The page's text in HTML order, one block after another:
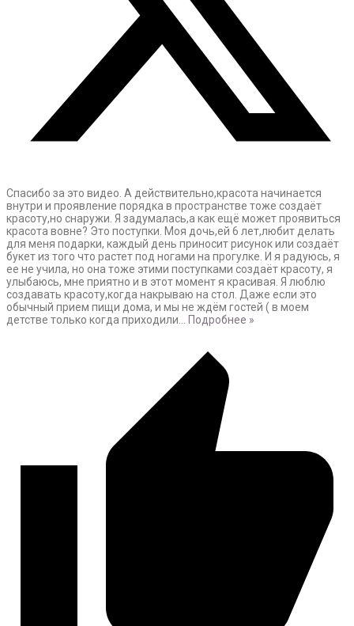
Спасибо за это видео. А действительно,красота начинается
внутри и проявление порядка в пространстве тоже создаёт
красоту,но снаружи. Я задумалась,а как ещё может проявиться
красота вовне? Это поступки. Моя дочь,ей 6 лет,любит делать
для меня подарки, каждый день приносит рисунок или создаёт
букет из того что растет под ногами на прогулке. И я радуюсь, я
ее не учила, но она тоже этими поступками создаёт красоту, я
улыбаюсь, мне приятно и в этот момент я красивая. Я люблю
создавать красоту,когда накрываю на стол. Даже если это
обычный прием пищи дома, и мы не ждём гостей ( в моем
детстве только когда приходили… Подробнее »